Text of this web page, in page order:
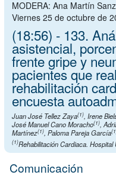
MODERA: Ana Martín Sanz
Viernes 25 de octubre de
(18:56) - 133.
asistencial,
frente gripe y
pacientes que
rehabilitación
encuesta
Juan José Tellez Zaya(1),Irene
José Manuel Cano Moracho(1),
Martínez(1),Paloma Pareja García
(1)Rehabilitación Cardiaca.
Comunicación